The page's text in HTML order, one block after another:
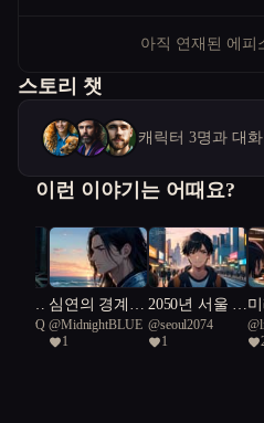
아직 연재된 에피
스토리 챗
캐릭터 3명과 대화
이런 이야기는 어때요?
LucyQ
심연의 경계를
넘어
@MidnightBLUE
1
2050년 서울 :
나는 누구인
가?
@seoul2074
1
슐
@